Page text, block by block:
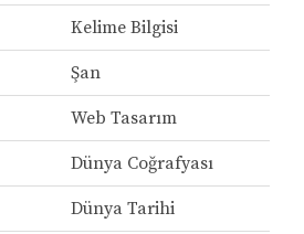
Kelime Bilgisi
Şan
Web Tasarım
Dünya Coğrafyası
Dünya Tarihi